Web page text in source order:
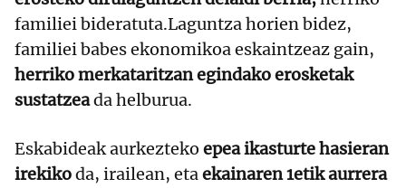
familiei bideratuta.Laguntza horien bidez,
familiei babes ekonomikoa eskaintzeaz gain,
herriko merkataritzan egindako erosketak
sustatzeada helburua.
Eskabideak aurkezteko epea ikasturte hasieran
irekikoda, irailean, etaekainaren 1etik aurrera